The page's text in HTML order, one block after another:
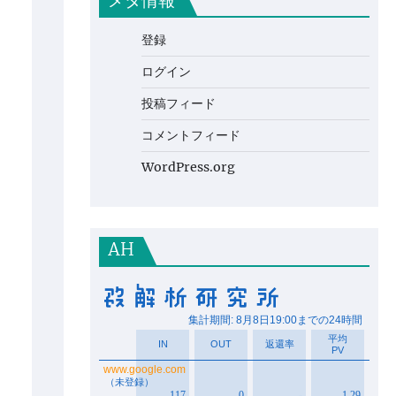
登録
ログイン
投稿フィード
コメントフィード
WordPress.org
AH